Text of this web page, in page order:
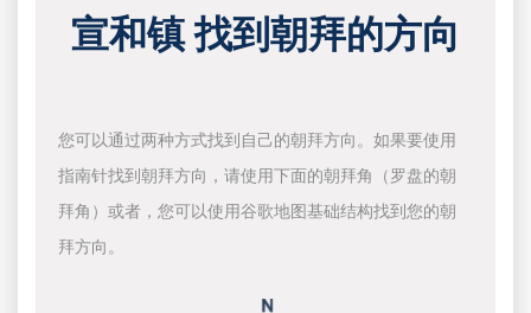
宣和镇 找到朝拜的方向
您可以通过两种方式找到自己的朝拜方向。如果要使用
指南针找到朝拜方向，请使用下面的朝拜角（罗盘的朝
拜角）或者，您可以使用谷歌地图基础结构找到您的朝
拜方向。